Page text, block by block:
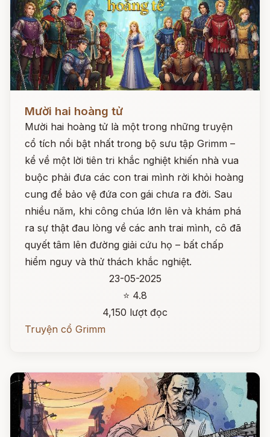
Mười hai hoàng tử
Mười hai hoàng tử là một trong những truyện
cổ tích nổi bật nhất trong bộ sưu tập Grimm –
kể về một lời tiên tri khắc nghiệt khiến nhà vua
buộc phải đưa các con trai mình rời khỏi hoàng
cung để bảo vệ đứa con gái chưa ra đời. Sau
nhiều năm, khi công chúa lớn lên và khám phá
ra sự thật đau lòng về các anh trai mình, cô đã
quyết tâm lên đường giải cứu họ – bất chấp
hiểm nguy và thử thách khắc nghiệt.
23-05-2025
⭐ 4.8
4,150 lượt đọc
Truyện cổ Grimm